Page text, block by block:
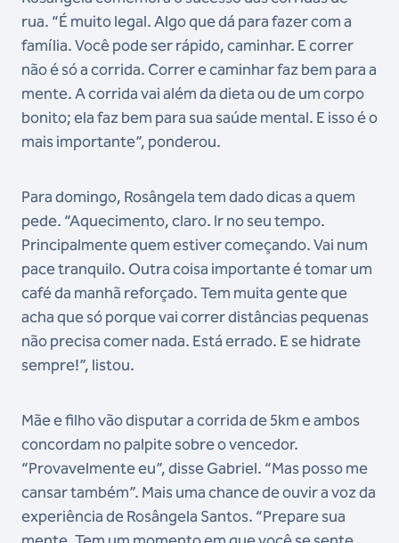
rua. “É muito legal. Algo que dá para fazer com a
família. Você pode ser rápido, caminhar. E correr
não é só a corrida. Correr e caminhar faz bem para a
mente. A corrida vai além da dieta ou de um corpo
bonito; ela faz bem para sua saúde mental. E isso é o
mais importante”, ponderou.
Para domingo, Rosângela tem dado dicas a quem
pede. “Aquecimento, claro. Ir no seu tempo.
Principalmente quem estiver começando. Vai num
pace tranquilo. Outra coisa importante é tomar um
café da manhã reforçado. Tem muita gente que
acha que só porque vai correr distâncias pequenas
não precisa comer nada. Está errado. E se hidrate
sempre!”, listou.
Mãe e filho vão disputar a corrida de 5km e ambos
concordam no palpite sobre o vencedor.
“Provavelmente eu”, disse Gabriel. “Mas posso me
cansar também”. Mais uma chance de ouvir a voz da
experiência de Rosângela Santos. “Prepare sua